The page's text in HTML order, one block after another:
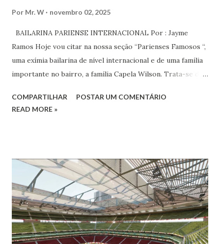
Por Mr. W novembro 02, 2025
BAILARINA PARIENSE INTERNACIONAL Por : Jayme
Ramos Hoje vou citar na nossa seção “Parienses Famosos “,
uma exímia bailarina de nível internacional e de uma família
importante no bairro, a família Capela Wilson. Trata-se da
Vamos às informações de seu site : Bailarina e professora
Esteve na Índia aprofundando seus estudos neste estilo
além de partir para pesquisa e vivência das danças
folclóricas do Rajastão (Kalbelia, Banjara, Ghoomar, Chair).
Bailarina profissional e professora de dança. Dedica-se há
15 anos ao estudo e pesquisa de danças étnicas, em especial
às danças ciganas, árabes e indianas. Iniciou seus estudos de
COMPARTILHAR
POSTAR UM COMENTÁRIO
READ MORE »